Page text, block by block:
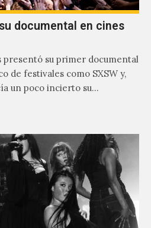
documental en cines
presentó su primer documental
de festivales como SXSW y,
un poco incierto su…